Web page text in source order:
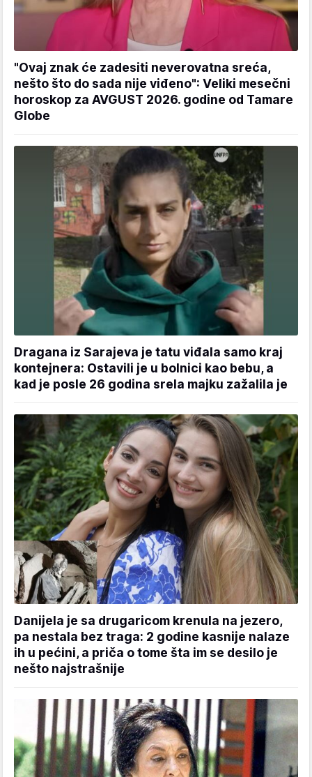
"Ovaj znak će zadesiti neverovatna sreća,
nešto što do sada nije viđeno": Veliki mesečni
horoskop za AVGUST 2026. godine od Tamare
Globe
Dragana iz Sarajeva je tatu viđala samo kraj
kontejnera: Ostavili je u bolnici kao bebu, a
kad je posle 26 godina srela majku zažalila je
Danijela je sa drugaricom krenula na jezero,
pa nestala bez traga: 2 godine kasnije nalaze
ih u pećini, a priča o tome šta im se desilo je
nešto najstrašnije